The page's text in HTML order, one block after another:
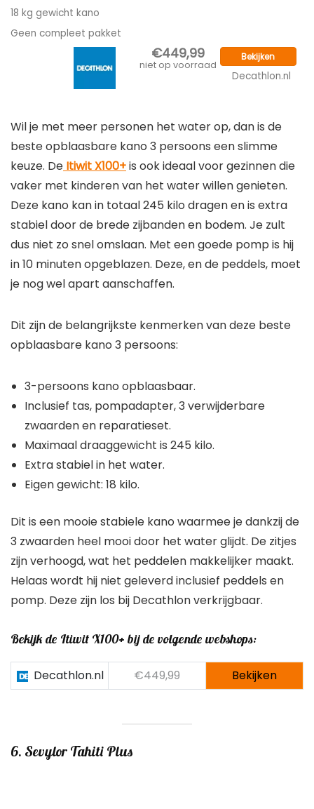
Geen compleet pakket
niet op voorraad
Bekijken
Decathlon.nl
beste opblaasbare kano 3 persoons een slimme
keuze. DeItiwit X100+is ook ideaal voor gezinnen die
vaker met kinderen van het water willen genieten.
Deze kano kan in totaal 245 kilo dragen en is extra
stabiel door de brede zijbanden en bodem. Je zult
dus niet zo snel omslaan. Met een goede pomp is hij
in 10 minuten opgeblazen. Deze, en de peddels, moet
je nog wel apart aanschaffen.
opblaasbare kano 3 persoons:
Inclusief tas, pompadapter, 3 verwijderbare
zwaarden en reparatieset.
Maximaal draaggewicht is 245 kilo.
Extra stabiel in het water.
Eigen gewicht: 18 kilo.
3 zwaarden heel mooi door het water glijdt. De zitjes
zijn verhoogd, wat het peddelen makkelijker maakt.
Helaas wordt hij niet geleverd inclusief peddels en
pomp. Deze zijn los bij Decathlon verkrijgbaar.
Decathlon.nl €449,99 Bekijken